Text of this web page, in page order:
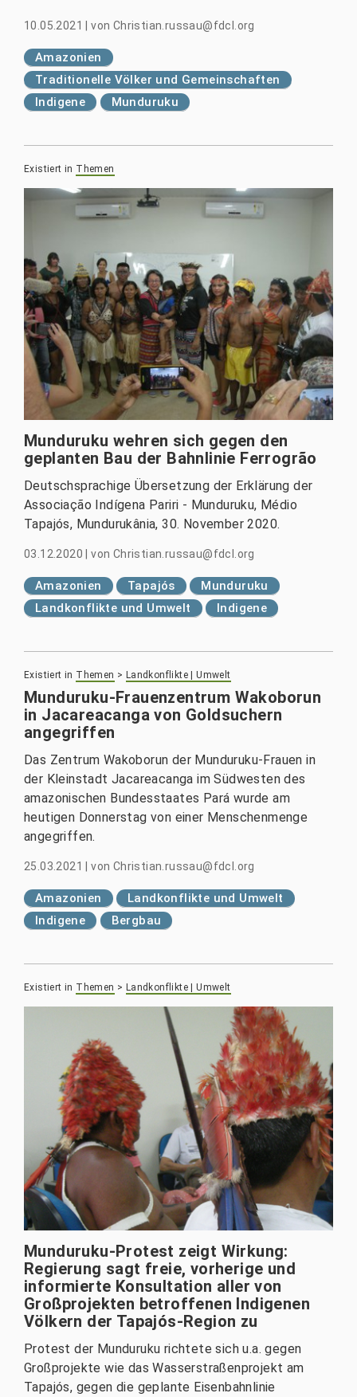
10.05.2021 |von Christian.russau@fdcl.org
Amazonien
Traditionelle Völker und Gemeinschaften
Indigene
Munduruku
Existiert in Themen
Munduruku wehren sich gegen den
geplanten Bau der Bahnlinie Ferrogrão
Deutschsprachige Übersetzung der Erklärung der
Associação Indígena Pariri - Munduruku, Médio
Tapajós, Mundurukânia, 30. November 2020.
03.12.2020 |von Christian.russau@fdcl.org
Amazonien Tapajós
Munduruku
Landkonflikte und Umwelt
Indigene
Existiert in Themen > Landkonflikte | Umwelt
Munduruku-Frauenzentrum Wakoborun
in Jacareacanga von Goldsuchern
angegriffen
Das Zentrum Wakoborun der Munduruku-Frauen in
der Kleinstadt Jacareacanga im Südwesten des
amazonischen Bundesstaates Pará wurde am
heutigen Donnerstag von einer Menschenmenge
angegriffen.
25.03.2021 |von Christian.russau@fdcl.org
Amazonien
Landkonflikte und Umwelt
Indigene
Bergbau
Existiert in Themen > Landkonflikte | Umwelt
Munduruku-Protest zeigt Wirkung:
Regierung sagt freie, vorherige und
informierte Konsultation aller von
Großprojekten betroffenen Indigenen
Völkern der Tapajós-Region zu
Protest der Munduruku richtete sich u.a. gegen
Großprojekte wie das Wasserstraßenprojekt am
Tapajós, gegen die geplante Eisenbahnlinie